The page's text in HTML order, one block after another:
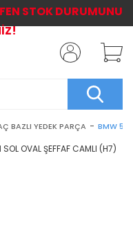
BAZLI YEDEK PARÇA BMW 5
STOK DURUMUNU